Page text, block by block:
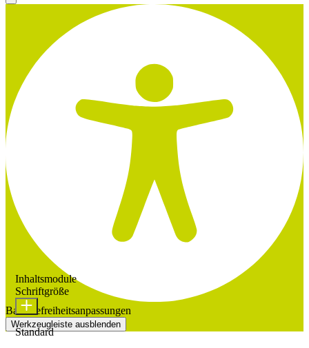
Barrierefreiheitsanpassungen
Werkzeugleiste ausblenden
Inhaltsmodule
Schriftgröße
Standard